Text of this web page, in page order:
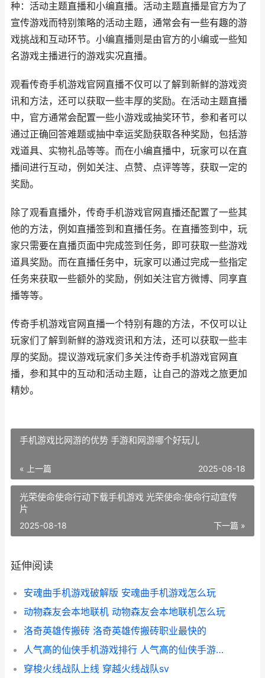
种：活动主题直播和小编直播。活动主题直播是官方为了
宣传游戏而特别策略的活动主题，通常会有一些有趣的游
戏挑战和互动环节。小编直播则是由官方的小编或一些知
名游戏主播进行的游戏实况直播。
观看传奇手机游戏官网直播不仅可以了解到新鲜的游戏资
讯和方法，还可以获取一些丰厚的奖励。在活动主题直播
中，官方通常会配置一些小游戏或抽奖环节，参和者可以
通过正确回答难题或抽中幸运奖励获取各种奖励，包括游
戏道具、实物礼品等等。而在小编直播中，玩家可以在直
播间进行互动，例如关注、点赞、点评等等，获取一定的
奖励。
除了观看直播外，传奇手机游戏官网直播还配置了一些其
他的方法，例如直播签到和直播任务。在直播签到中，玩
家只需要在直播页面中完成签到任务，即可获取一些游戏
道具奖励。而在直播任务中，玩家可以通过完成一些指定
任务来获取一些额外的奖励，例如关注官方微博、同享直
播等等。
传奇手机游戏官网直播一个特别有趣的方法，不仅可以让
玩家们了解到新鲜的游戏资讯和方法，还可以获取一些丰
厚的奖励。提议游戏玩家们多关注传奇手机游戏官网直
播，参和其中的互动和活动主题，让自己的游戏之旅更加
精妙。
手机游戏比网游的优势 手游和网游哪个好玩儿
« 上一篇 2025-08-18
光荣使命使命行动下载手机游戏 光荣使命:使命行动宣传
片
下一篇 »
2025-08-18
延伸阅读
安魂曲手机游戏破解版 安魂曲手机游戏怎么玩
动物森友会本地联机 动物森友会本地联机怎么玩
洛奇英雄传搬砖 洛奇英雄传搬砖职业最快的
人气高的仙侠手机游戏排行 人气高的仙侠手游软件
穿梭火线战队上线 穿越火线战队sv